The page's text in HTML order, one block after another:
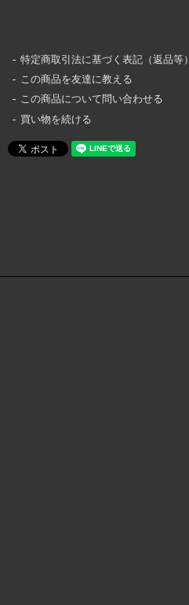
特定商取引法に基づく表記（返品等）
この商品を友達に教える
この商品について問い合わせる
買い物を続ける